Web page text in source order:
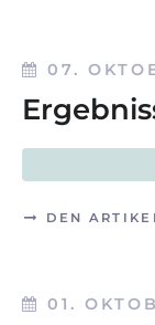
07.
DEN
01.